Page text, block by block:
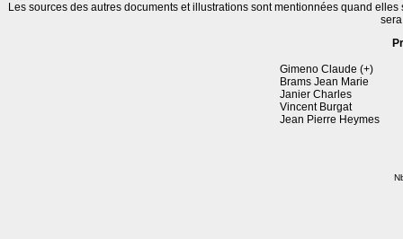
Les sources des autres documents et illustrations sont mentionnées quand
Gimeno Claude (+)
Brams Jean Marie
Janier Charles
Vincent Burgat
Jean Pierre Heymes